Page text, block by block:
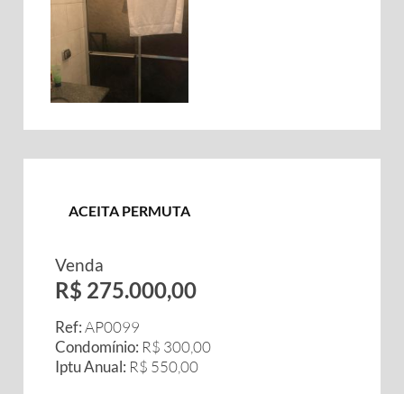
ACEITA PERMUTA
Venda
R$ 275.000,00
Ref:AP0099
Condomínio: R$ 300,00
Iptu Anual: R$ 550,00